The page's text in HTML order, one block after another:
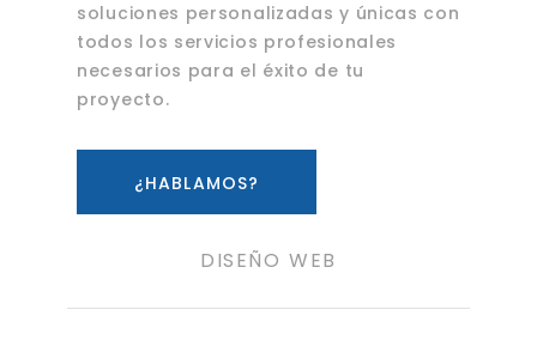
soluciones personalizadas y únicas con
todos los servicios profesionales
necesarios para el éxito de tu
proyecto.
¿HABLAMOS?
DISEÑO WEB